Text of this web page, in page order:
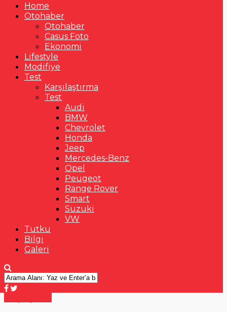
Home
Otohaber
Otohaber
Casus Foto
Ekonomi
Lifestyle
Modifiye
Test
Karşılaştırma
Test
Audi
BMW
Chevrolet
Honda
Jeep
Mercedes-Benz
Opel
Peugeot
Range Rover
Smart
Suzuki
VW
Tutku
Bilgi
Galeri